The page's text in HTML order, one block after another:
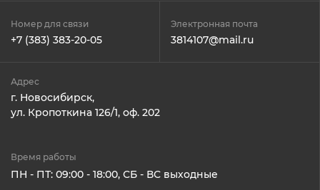
Номер для связи
+7 (383) 383-20-05
Электронная почта
3814107@mail.ru
Адрес
г. Новосибирск,
ул. Кропоткина 126/1, оф. 202
Время работы
ПН - ПТ: 09:00 - 18:00, СБ - ВС выходные